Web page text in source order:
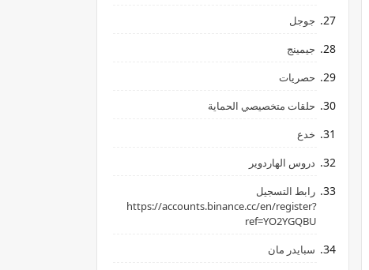
جوجل
جيمينج
حصريات
حلقات متخصيصي الحماية
خدع
دروس الهاردوير
رابط ‏التسجيل
‏https://accounts.binance.cc/en/register?
ref=YO2YGQBU ‏
سبايدر مان